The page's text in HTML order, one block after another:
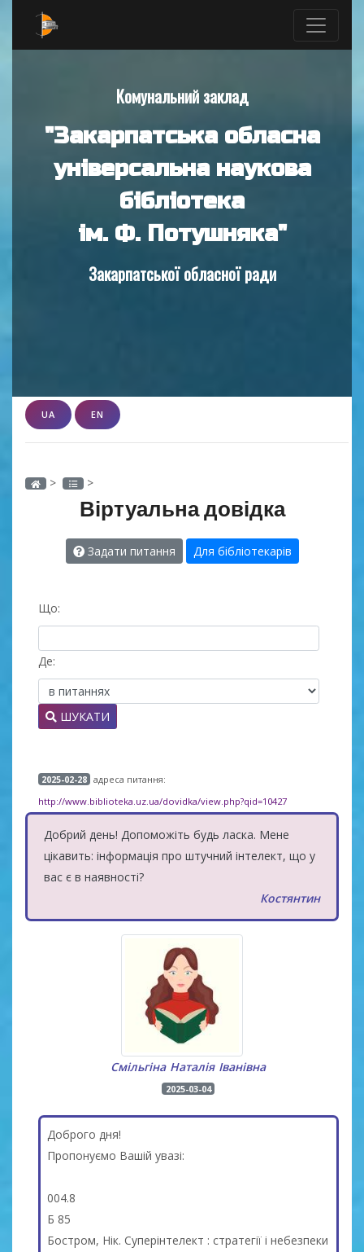
Комунальний заклад
"Закарпатська обласна
універсальна наукова
бібліотека
ім. Ф. Потушняка"
Закарпатської обласної ради
UA EN
> >
Віртуальна довідка
Задати питання Для бібліотекарів
Що:
Де:
ШУКАТИ
2025-02-28 адреса питання:
http://www.biblioteka.uz.ua/dovidka/view.php?qid=10427
Добрий день! Допоможіть будь ласка. Мене
цікавить: інформація про штучний інтелект, що у
вас є в наявності?
Костянтин
Смільгіна Наталія Іванівна
2025-03-04
Доброго дня!
Пропонуємо Вашій увазі:
004.8
Б 85
Бостром, Нік. Суперінтелект : стратегії і небезпеки